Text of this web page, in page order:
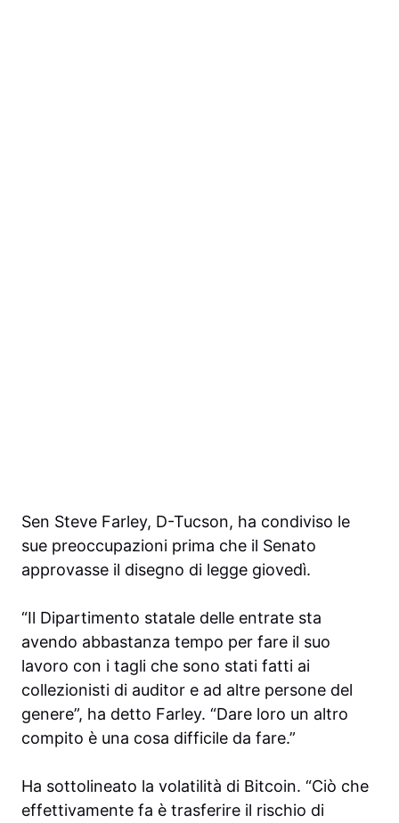
Sen Steve Farley, D-Tucson, ha condiviso le
sue preoccupazioni prima che il Senato
approvasse il disegno di legge giovedì.
“Il Dipartimento statale delle entrate sta
avendo abbastanza tempo per fare il suo
lavoro con i tagli che sono stati fatti ai
collezionisti di auditor e ad altre persone del
genere”, ha detto Farley. “Dare loro un altro
compito è una cosa difficile da fare.”
Ha sottolineato la volatilità di Bitcoin. “Ciò che
effettivamente fa è trasferire il rischio di